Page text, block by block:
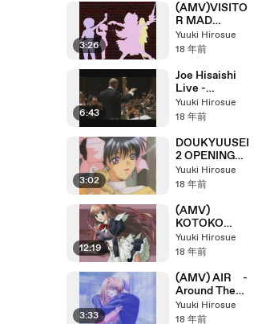
3:26
(AMV)VISITO
R MAD
MOVIE - The
fifth period
version
Yuuki Hirosue
18 年前
6:43
Joe Hisaishi
Live -
LAPUTA:
Castle in the
Yuuki Hirosue
18 年前
3:02
DOUKYUUSEI
2 OPENING
MOVIE (Sega
Saturn
Yuuki Hirosue
18 年前
12:19
(AMV)
KOTOKO
Song
Collection
Yuuki Hirosue
18 年前
3:33
(AMV) AIR -
Around The
Mind-
Yuuki Hirosue
18 年前